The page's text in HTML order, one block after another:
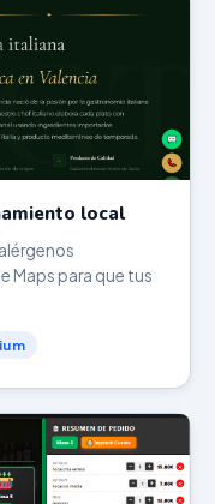
local
Maps para que tus